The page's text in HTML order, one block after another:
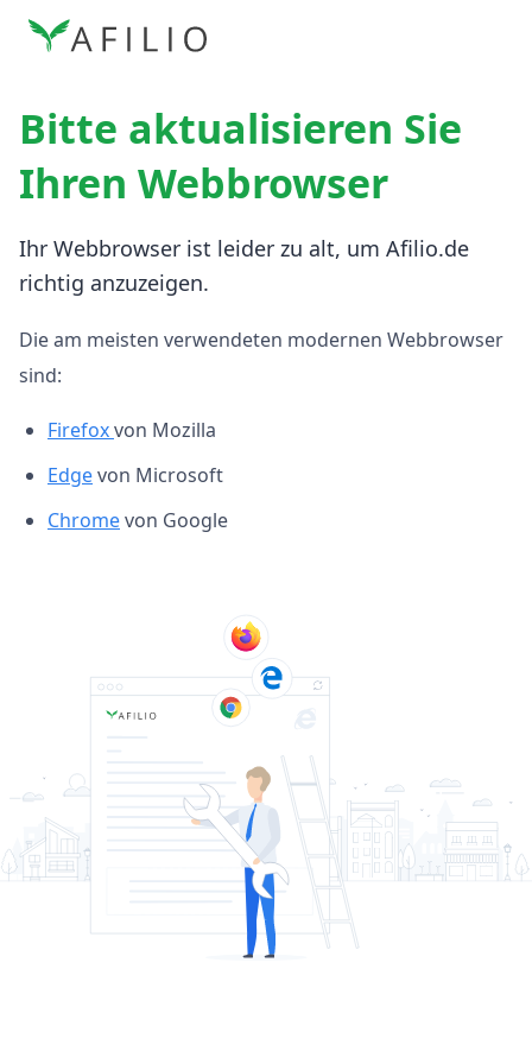
Bitte aktualisieren Sie
Ihren Webbrowser
Ihr Webbrowser ist leider zu alt, um Afilio.de
richtig anzuzeigen.
Die am meisten verwendeten modernen Webbrowser
sind:
Firefoxvon Mozilla
Edgevon Microsoft
Chromevon Google